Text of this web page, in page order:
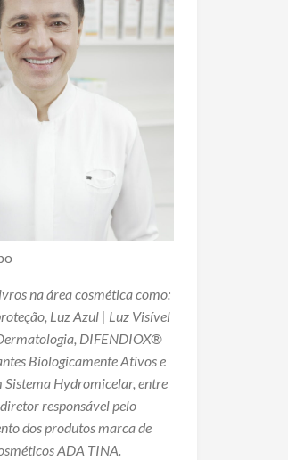
na área cosmética como:
Luz Azul | Luz Visível
DIFENDIOX®
Biologicamente Ativos e
Sistema Hydromicelar, entre
responsável pelo
dos produtos marca de
ADA TINA.